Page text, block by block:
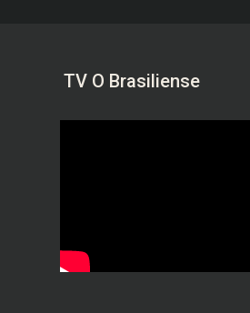
TV O Brasiliense